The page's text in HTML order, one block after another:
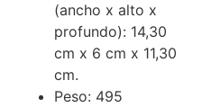
(ancho x alto x
profundo): 14,30
cm x 6 cm x 11,30
cm.
Peso: 495